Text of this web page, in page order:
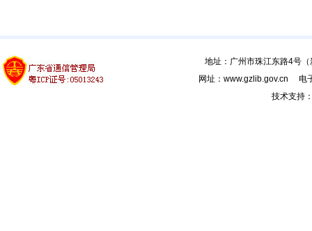
地址：广州市珠江东路4
网址：www.gzlib.gov.cn 电
技术支持